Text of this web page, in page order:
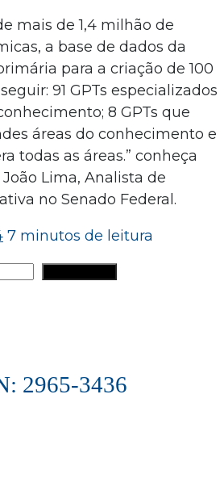
mais de 1,4 milhão de
a base de dados da
para a criação de 100
91 GPTs especializados
8 GPTs que
áreas do conhecimento e
todas as áreas.” conheça
Lima, Analista de
no Senado Federal.
7 minutos de leitura
2965-3436